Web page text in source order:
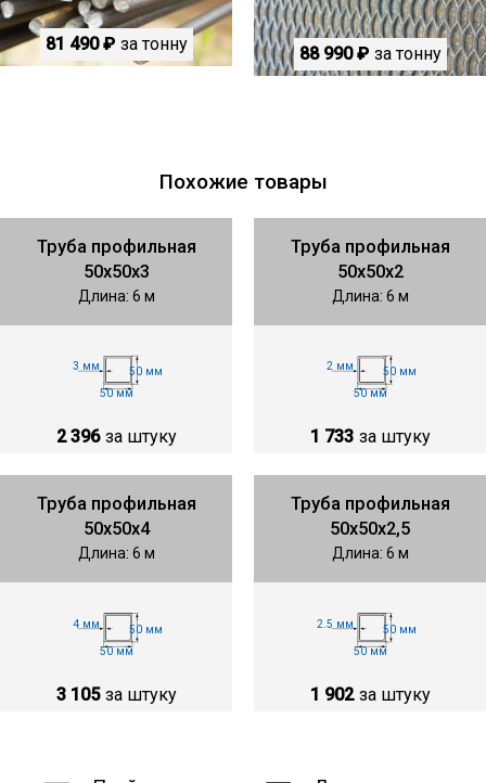
81 490 ₽ за тонну 88 990 ₽ за тонну
Похожие товары
Труба профильная
50х50х3
Длина: 6 м
3 мм
50 мм
50 мм
2 396 за штуку
Труба профильная
50х50х2
Длина: 6 м
2 мм
50 мм
50 мм
1 733 за штуку
Труба профильная
50х50х4
Длина: 6 м
4 мм
50 мм
50 мм
3 105 за штуку
Труба профильная
50х50х2,5
Длина: 6 м
2.5 мм
50 мм
50 мм
1 902 за штуку